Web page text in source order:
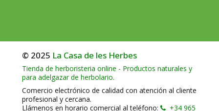
© 2025 La Casa de les Herbes
Tienda de herboristeria online - Productos naturales y
para adelgazar de herbolario.
Comercio electrónico de calidad con atención al cliente
profesional y cercana.
Llámenos en horario comercial al teléfono:
+34 965